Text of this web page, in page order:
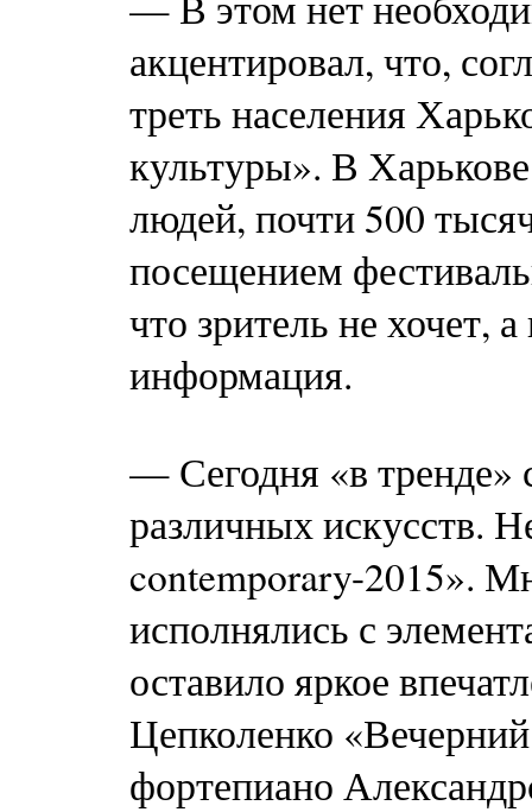
акцентировал, что,
треть населения
культуры». В
людей, почти 500
посещением
что зритель не хочет,
информация.
— Сегодня «в тренде»
различных искусств.
contemporary-2015».
исполнялись с
оставило яркое
Цепколенко
фортепиано